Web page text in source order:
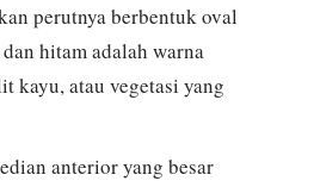
perutnya berbentuk oval
hitam adalah warna
kayu, atau vegetasi yang
anterior yang besar